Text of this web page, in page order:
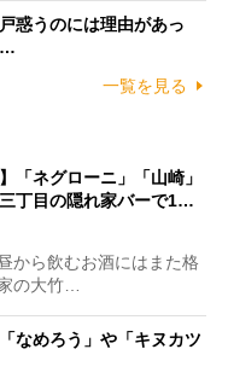
惑うのには理由があっ
…
一覧を見る
「ネグローニ」「山崎」
三丁目の隠れ家バーで1…
から飲むお酒にはまた格
の大竹…
なめろう」や「キヌカツ